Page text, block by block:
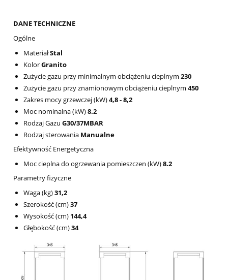
DANE TECHNICZNE
Ogólne
MateriałStal
KolorGranito
Zużycie gazu przy minimalnym obciążeniu cieplnym 230
Zużycie gazu przy znamionowym obciążeniu cieplnym 450
Zakres mocy grzewczej (kW)4,8 - 8,2
Moc nominalna (kW)8.2
Rodzaj Gazu G30/37MBAR
Rodzaj sterowania Manualne
Efektywność Energetyczna
Moc cieplna do ogrzewania pomieszczen (kW)8.2
Parametry fizyczne
Waga (kg)31,2
Szerokość (cm)37
Wysokość (cm) 144,4
Głębokość (cm)34